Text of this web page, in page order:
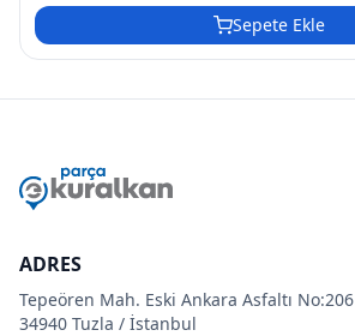
Sepete Ekle
ADRES
Tepeören Mah. Eski Ankara Asfaltı No:206
34940 Tuzla / İstanbul